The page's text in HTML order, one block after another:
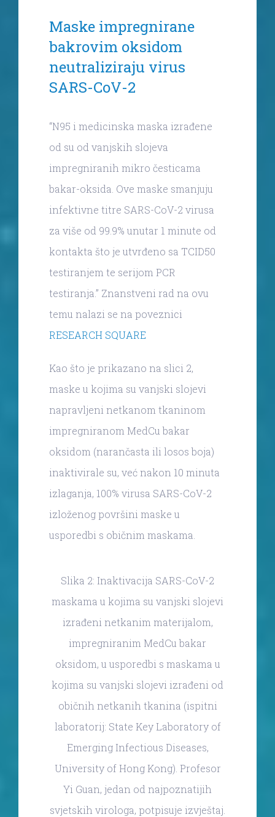
Maske impregnirane
bakrovim oksidom
neutraliziraju virus
SARS-CoV-2
“N95 i medicinska maska izrađene
od su od vanjskih slojeva
impregniranih mikro česticama
bakar-oksida. Ove maske smanjuju
infektivne titre SARS-CoV-2 virusa
za više od 99.9% unutar 1 minute od
kontakta što je utvrđeno sa TCID50
testiranjem te serijom PCR
testiranja.” Znanstveni rad na ovu
temu nalazi se na poveznici
RESEARCH SQUARE
Kao što je prikazano na slici 2,
maske u kojima su vanjski slojevi
napravljeni netkanom tkaninom
impregniranom MedCu bakar
oksidom (narančasta ili losos boja)
inaktivirale su, već nakon 10 minuta
izlaganja, 100% virusa SARS-CoV-2
izloženog površini maske u
usporedbi s običnim maskama.
Slika 2: Inaktivacija SARS-CoV-2
maskama u kojima su vanjski slojevi
izrađeni netkanim materijalom,
impregniranim MedCu bakar
oksidom, u usporedbi s maskama u
kojima su vanjski slojevi izrađeni od
običnih netkanih tkanina (ispitni
laboratorij: State Key Laboratory of
Emerging Infectious Diseases,
University of Hong Kong). Profesor
Yi Guan, jedan od najpoznatijih
svjetskih virologa, potpisuje izvještaj.